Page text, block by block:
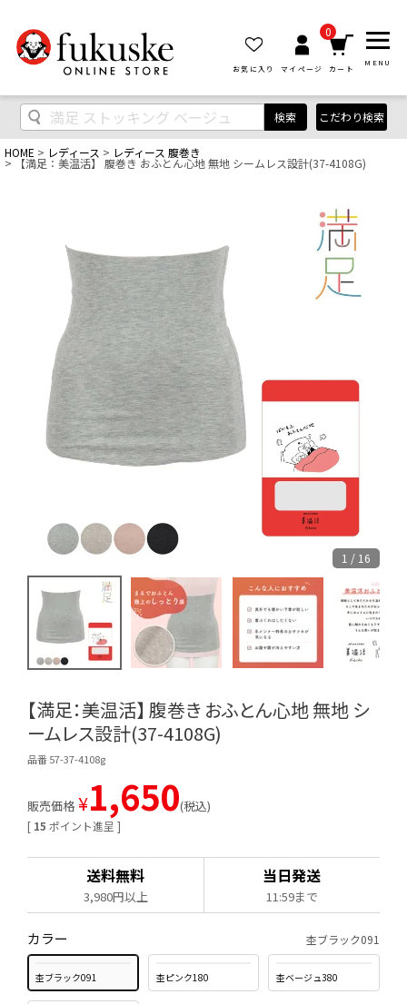
お気に入り マイページ
0
カート
MENU
検索 こだわり検索
HOME レディース レディース 腹巻き
【満足：美温活】 腹巻き おふとん心地 無地 シームレス設計(37-4108G)
1 / 16
【満足：美温活】 腹巻き おふとん心地 無地 シ
ームレス設計(37-4108G)
品番 57-37-4108g
[ 15 ポイント進呈 ]
販売価格 ¥1,650 税込
送料無料
3,980円以上
当日発送
11:59まで
カラー 杢ブラック091
杢ブラック091 杢ピンク180 杢ベージュ380